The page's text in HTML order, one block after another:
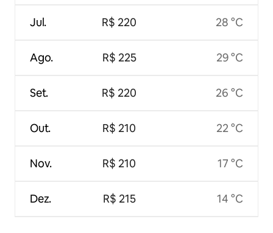
Jul.
Ago.
Set.
Out.
Nov.
Dez.
R$ 220
R$ 225
R$ 220
R$ 210
R$ 210
R$ 215
28 °C
29 °C
26 °C
22 °C
17 °C
14 °C